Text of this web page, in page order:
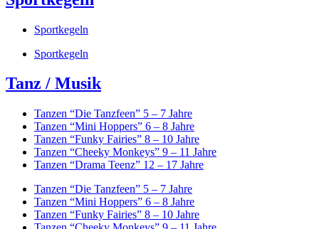
Sportkegeln
Sportkegeln
Tanz / Musik
Tanzen “Die Tanzfeen” 5 – 7 Jahre
Tanzen “Mini Hoppers” 6 – 8 Jahre
Tanzen “Funky Fairies” 8 – 10 Jahre
Tanzen “Cheeky Monkeys” 9 – 11 Jahre
Tanzen “Drama Teenz” 12 – 17 Jahre
Tanzen “Die Tanzfeen” 5 – 7 Jahre
Tanzen “Mini Hoppers” 6 – 8 Jahre
Tanzen “Funky Fairies” 8 – 10 Jahre